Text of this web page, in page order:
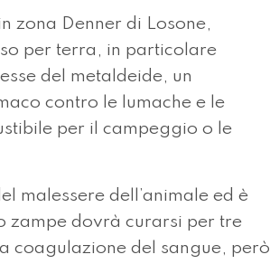
zona Denner di Losone,
per terra, in particolare
del metaldeide, un
contro le lumache e le
per il campeggio o le
malessere dell’animale ed è
zampe dovrà curarsi per tre
coagulazione del sangue, però